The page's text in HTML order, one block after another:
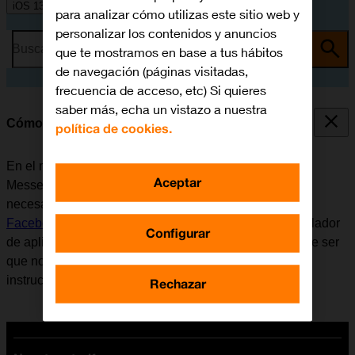
iOS 13.1
Busca por problema o tema
Cómo utilizar Facebook Messenger
En el móvil se puede utilizar la aplicación Facebook
Messenger. Antes de utilizar Facebook Messenger, es
necesarioconfigurar el móvil para interneteinstalar
Facebook Messenger
. Tener en cuenta que el desarrollador
de aplicaciones va actualizando la app y por eso puede ser
que no coincida exactamente con el contenido de esta
instrucción.
para analizar cómo utilizas este sitio web y
personalizar los contenidos y anuncios
que te mostramos en base a tus hábitos
de navegación (páginas visitadas,
frecuencia de acceso, etc) Si quieres
saber más, echa un vistazo a nuestra
política de cookies.
Configurar
Rechazar
Aceptar